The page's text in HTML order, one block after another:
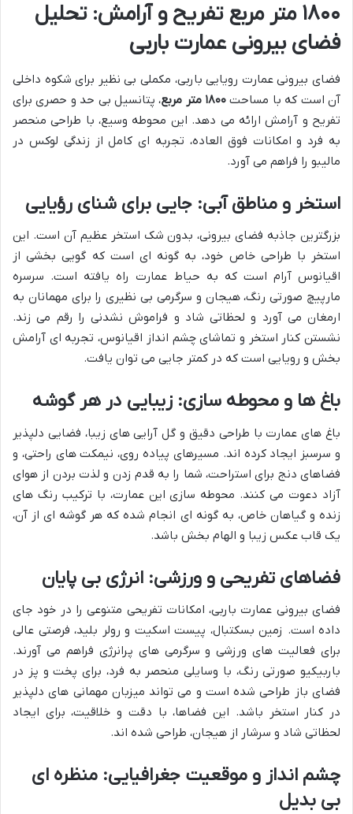
۱۸۰۰ متر مربع تفریح و آرامش: تحلیل
فضای بیرونی عمارت باربی
فضای بیرونی عمارت رویایی باربی، مکملی بی نظیر برای شکوه داخلی
آن است که با مساحت ۱۸۰۰ متر مربع
، پتانسیل بی حد و حصری برای
تفریح و آرامش ارائه می دهد. این محوطه وسیع، با طراحی منحصر
به فرد و امکانات فوق العاده، تجربه ای کامل از زندگی لوکس در
مالیبو را فراهم می آورد.
استخر و مناطق آبی: جایی برای شنای رؤیایی
بزرگترین جاذبه فضای بیرونی، بدون شک استخر عظیم آن است. این
استخر با طراحی خاص خود، به گونه ای است که گویی بخشی از
اقیانوس آرام است که به حیاط عمارت راه یافته است. سرسره
مارپیچ صورتی رنگ، هیجان و سرگرمی بی نظیری را برای مهمانان به
ارمغان می آورد و لحظاتی شاد و فراموش نشدنی را رقم می زند.
نشستن کنار استخر و تماشای چشم انداز اقیانوس، تجربه ای آرامش
بخش و رویایی است که در کمتر جایی می توان یافت.
باغ ها و محوطه سازی: زیبایی در هر گوشه
باغ های عمارت با طراحی دقیق و گل آرایی های زیبا، فضایی دلپذیر
و سرسبز ایجاد کرده اند. مسیرهای پیاده روی، نیمکت های راحتی، و
فضاهای دنج برای استراحت، شما را به قدم زدن و لذت بردن از هوای
آزاد دعوت می کنند. محوطه سازی این عمارت، با ترکیب رنگ های
زنده و گیاهان خاص، به گونه ای انجام شده که هر گوشه ای از آن،
یک قاب عکس زیبا و الهام بخش باشد.
فضاهای تفریحی و ورزشی: انرژی بی پایان
فضای بیرونی عمارت باربی، امکانات تفریحی متنوعی را در خود جای
داده است. زمین بسکتبال، پیست اسکیت و رولر بلید، فرصتی عالی
برای فعالیت های ورزشی و سرگرمی های پرانرژی فراهم می آورند.
باربیکیو صورتی رنگ، با وسایلی منحصر به فرد، برای پخت و پز در
فضای باز طراحی شده است و می تواند میزبان مهمانی های دلپذیر
در کنار استخر باشد. این فضاها، با دقت و خلاقیت، برای ایجاد
لحظاتی شاد و سرشار از هیجان، طراحی شده اند.
چشم انداز و موقعیت جغرافیایی: منظره ای
بی بدیل